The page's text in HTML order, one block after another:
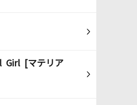
Girl [マテリア